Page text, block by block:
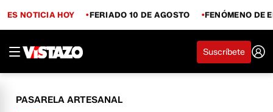
ES NOTICIA HOY FERIADO 10 DE AGOSTO FENÓMENO DE
Suscríbete
PASARELA ARTESANAL